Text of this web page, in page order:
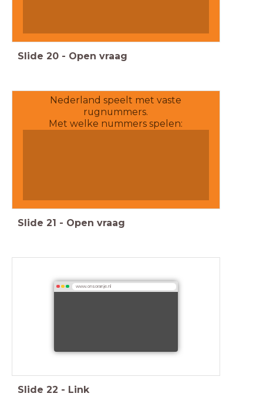
Slide 20 - Open vraag
Nederland speelt met vaste
rugnummers.
Met welke nummers spelen:
Slide 21 - Open vraag
www.onsoranje.nl
Slide 22 - Link